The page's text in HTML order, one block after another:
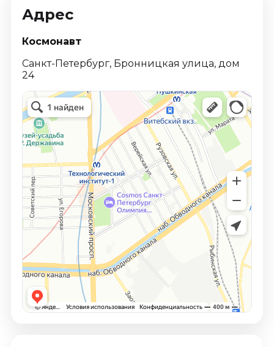
Адрес
Космонавт
Санкт-Петербург, Бронницкая улица, дом
24